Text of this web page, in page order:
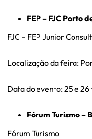
FEP – FJC Porto
FJC – FEP Junior
Localização da feira:
Data do evento: 25 e
Fórum Turismo –
Fórum Turismo